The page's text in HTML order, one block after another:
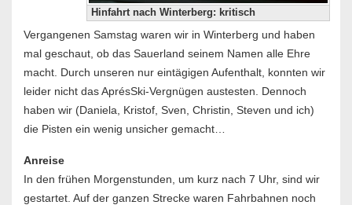
Hinfahrt nach Winterberg: kritisch
Vergangenen Samstag waren wir in Winterberg und haben
mal geschaut, ob das Sauerland seinem Namen alle Ehre
macht. Durch unseren nur eintägigen Aufenthalt, konnten wir
leider nicht das AprésSki-Vergnügen austesten. Dennoch
haben wir (Daniela, Kristof, Sven, Christin, Steven und ich)
die Pisten ein wenig unsicher gemacht…
Anreise
In den frühen Morgenstunden, um kurz nach 7 Uhr, sind wir
gestartet. Auf der ganzen Strecke waren Fahrbahnen noch